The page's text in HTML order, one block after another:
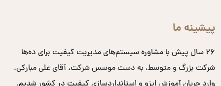
پیشینه ما
۲۶ سال پیش با مشاوره سیستم‌های مدیریت کیفیت برای ده‌ها
شرکت بزرگ و متوسط، به دست موسس شرکت، آقای علی مبارکی،